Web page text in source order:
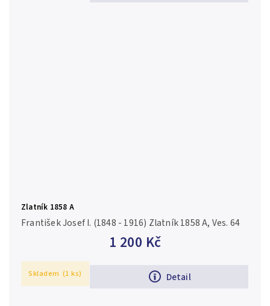
Zlatník 1858 A
1 200 Kč
Detail
František Josef I. (1848 - 1916) Zlatník 1858 A, Ves. 64
Skladem (1 ks)